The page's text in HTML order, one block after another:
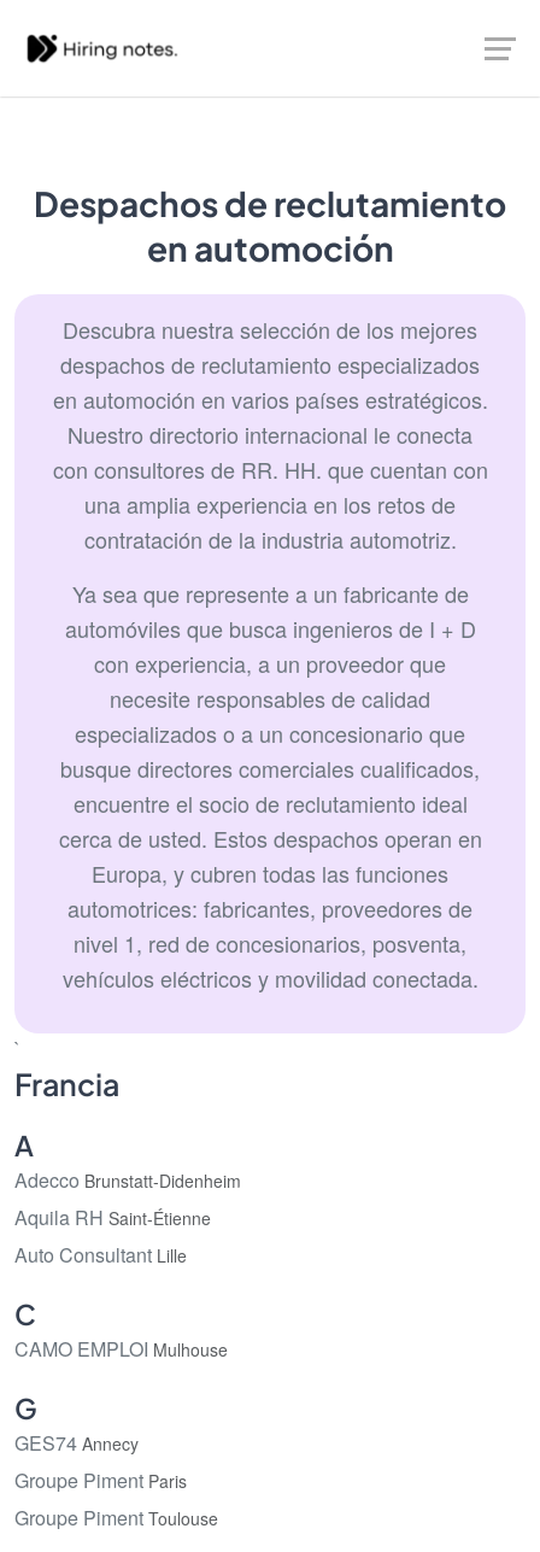
Despachos de reclutamiento
en automoción
Descubra nuestra selección de los mejores
despachos de reclutamiento especializados
en automoción en varios países estratégicos.
Nuestro directorio internacional le conecta
con consultores de RR. HH. que cuentan con
una amplia experiencia en los retos de
contratación de la industria automotriz.
Ya sea que represente a un fabricante de
automóviles que busca ingenieros de I + D
con experiencia, a un proveedor que
necesite responsables de calidad
especializados o a un concesionario que
busque directores comerciales cualificados,
encuentre el socio de reclutamiento ideal
cerca de usted. Estos despachos operan en
Europa, y cubren todas las funciones
automotrices: fabricantes, proveedores de
nivel 1, red de concesionarios, posventa,
vehículos eléctricos y movilidad conectada.
`
Francia
A
Adecco Brunstatt-Didenheim
Aquila RH Saint-Étienne
Auto Consultant Lille
C
CAMO EMPLOI Mulhouse
G
GES74 Annecy
Groupe Piment Paris
Groupe Piment Toulouse